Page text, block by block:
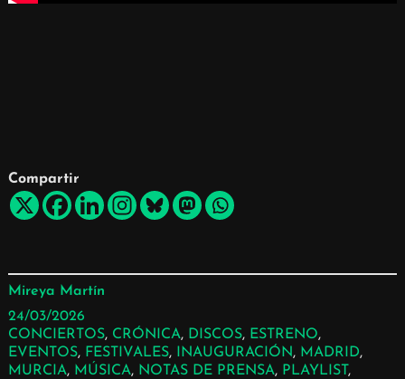
Compartir
Mireya Martín
24/03/2026
CONCIERTOS, CRÓNICA, DISCOS, ESTRENO ,
EVENTOS, FESTIVALES, INAUGURACIÓN, MADRID ,
MURCIA, MÚSICA, NOTAS DE PRENSA, PLAYLIST,